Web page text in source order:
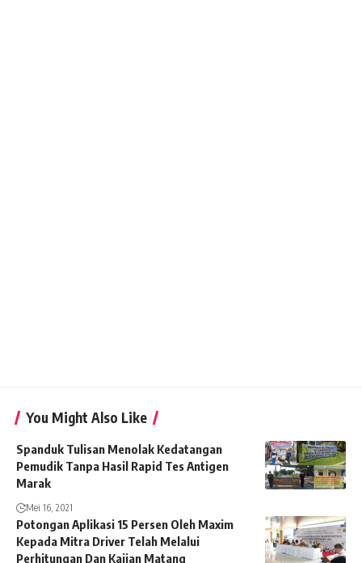
You Might Also Like
Spanduk Tulisan Menolak Kedatangan
Pemudik Tanpa Hasil Rapid Tes Antigen
Marak
Mei 16, 2021
Potongan Aplikasi 15 Persen Oleh Maxim
Kepada Mitra Driver Telah Melalui
Perhitungan Dan Kajian Matang